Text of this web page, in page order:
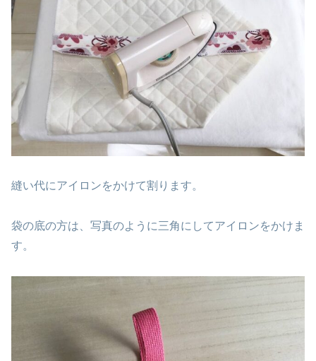
縫い代にアイロンをかけて割ります。
袋の底の方は、写真のように三角にしてアイロンをかけま
す。